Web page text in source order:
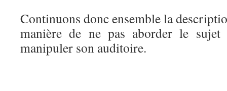
Continuons donc ensemble la
manière de ne pas aborder le
manipuler son auditoire.